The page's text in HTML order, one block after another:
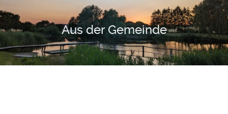
Aus der Gemeinde